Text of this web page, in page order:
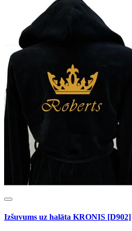
Izšuvums uz halāta KRONIS [D902]